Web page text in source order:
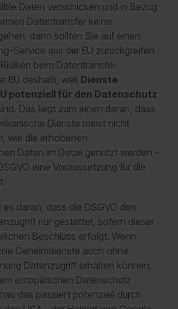
Daten verschicken und in Bezug
Datentransfer keine
dann sollten Sie auf einen
Service aus der EU zurückgreifen
beim Datentransfer
EU deshalb, weil Dienste
potenziell für den Datenschutz
Das liegt zum einen daran, dass
Dienste meist nicht
wie die erhobenen
Daten im Detail genutzt werden -
eine Voraussetzung für die
daran, dass die DSGVO den
nur gestattet, sofern dieser
Beschluss erfolgt. Wenn
Geheimdienste auch ohne
Datenzugriff erhalten können,
europäischen Datenschutz
das passiert potenziell durch